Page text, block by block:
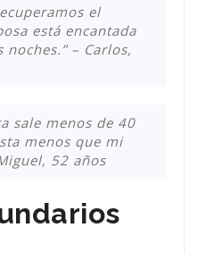
el
está encantada
– Carlos,
sale menos de 40
menos que mi
52 años